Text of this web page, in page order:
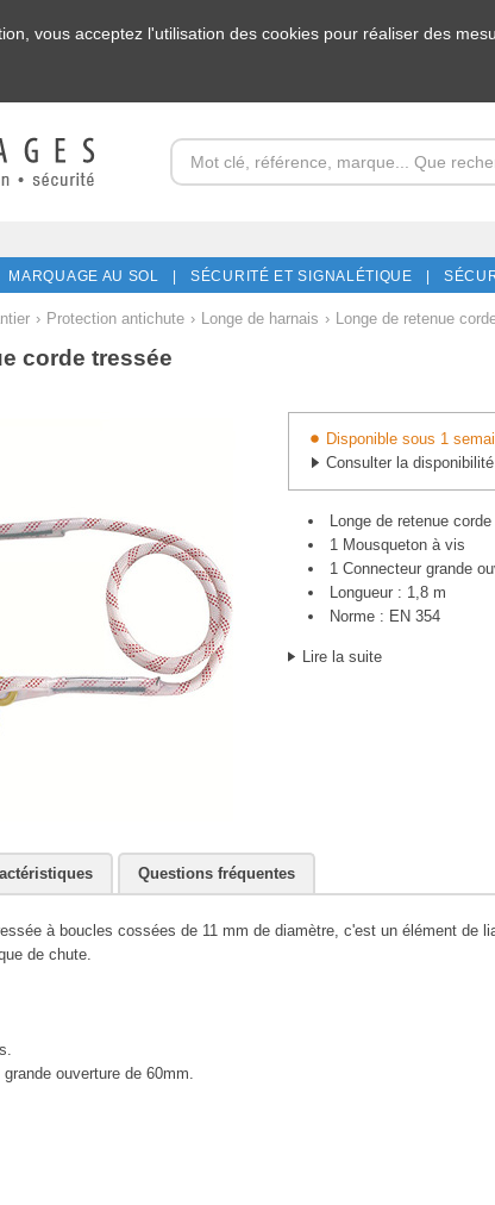
vous acceptez l'utilisation des cookies pour réaliser des
MARQUAGE AU SOL | SÉCURITÉ ET SIGNALÉTIQUE |
› Protection antichute › Longe de harnais › Longe de retenue
corde tressée
Disponible sous 1
Consulter la
Longe de retenue
1 Mousqueton à vis
1 Connecteur grande
Longueur : 1,8 m
Norme : EN 354
Lire la suite
Questions fréquentes
à boucles cossées de 11 mm de diamètre, c'est un élément de
de chute.
ouverture de 60mm.